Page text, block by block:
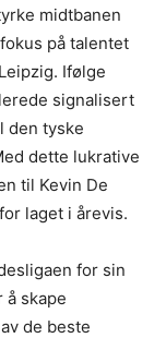
midtbanen
på talentet
Ifølge
signalisert
den tyske
dette lukrative
til Kevin De
laget i årevis.
for sin
skape
de beste